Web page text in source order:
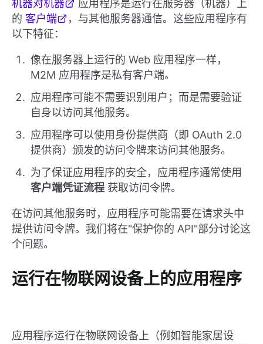
机器对机器
应用程序是运行在服务器（机器）上
的 客户端
，与其他服务器通信。这些应用程序有
以下特征：
像在服务器上运行的 Web 应用程序一样，
M2M 应用程序是私有客户端。
应用程序可能不需要识别用户；而是需要验证
自身以访问其他服务。
应用程序可以使用身份提供商（即 OAuth 2.0
提供商）颁发的访问令牌来访问其他服务。
为了保证应用程序的安全，应用程序通常使用
客户端凭证流程 获取访问令牌。
在访问其他服务时，应用程序可能需要在请求头中
提供访问令牌。我们将在"保护你的 API"部分讨论这
个问题。
运行在物联网设备上的应用程序
应用程序运行在物联网设备上（例如智能家居设